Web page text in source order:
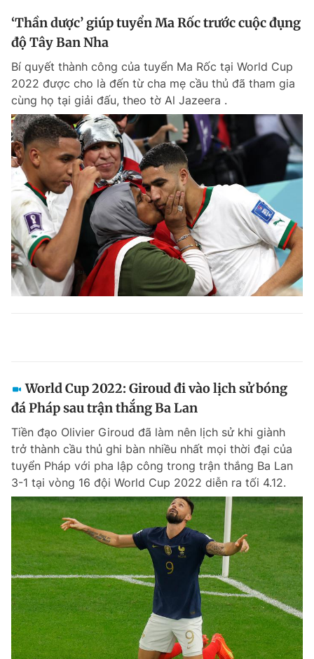
‘Thần dược’ giúp tuyển Ma Rốc trước cuộc đụng
độ Tây Ban Nha
Bí quyết thành công của tuyển Ma Rốc tại World Cup
2022 được cho là đến từ cha mẹ cầu thủ đã tham gia
cùng họ tại giải đấu, theo tờ Al Jazeera .
World Cup 2022: Giroud đi vào lịch sử bóng
đá Pháp sau trận thắng Ba Lan
Tiền đạo Olivier Giroud đã làm nên lịch sử khi giành
trở thành cầu thủ ghi bàn nhiều nhất mọi thời đại của
tuyển Pháp với pha lập công trong trận thắng Ba Lan
3-1 tại vòng 16 đội World Cup 2022 diễn ra tối 4.12.